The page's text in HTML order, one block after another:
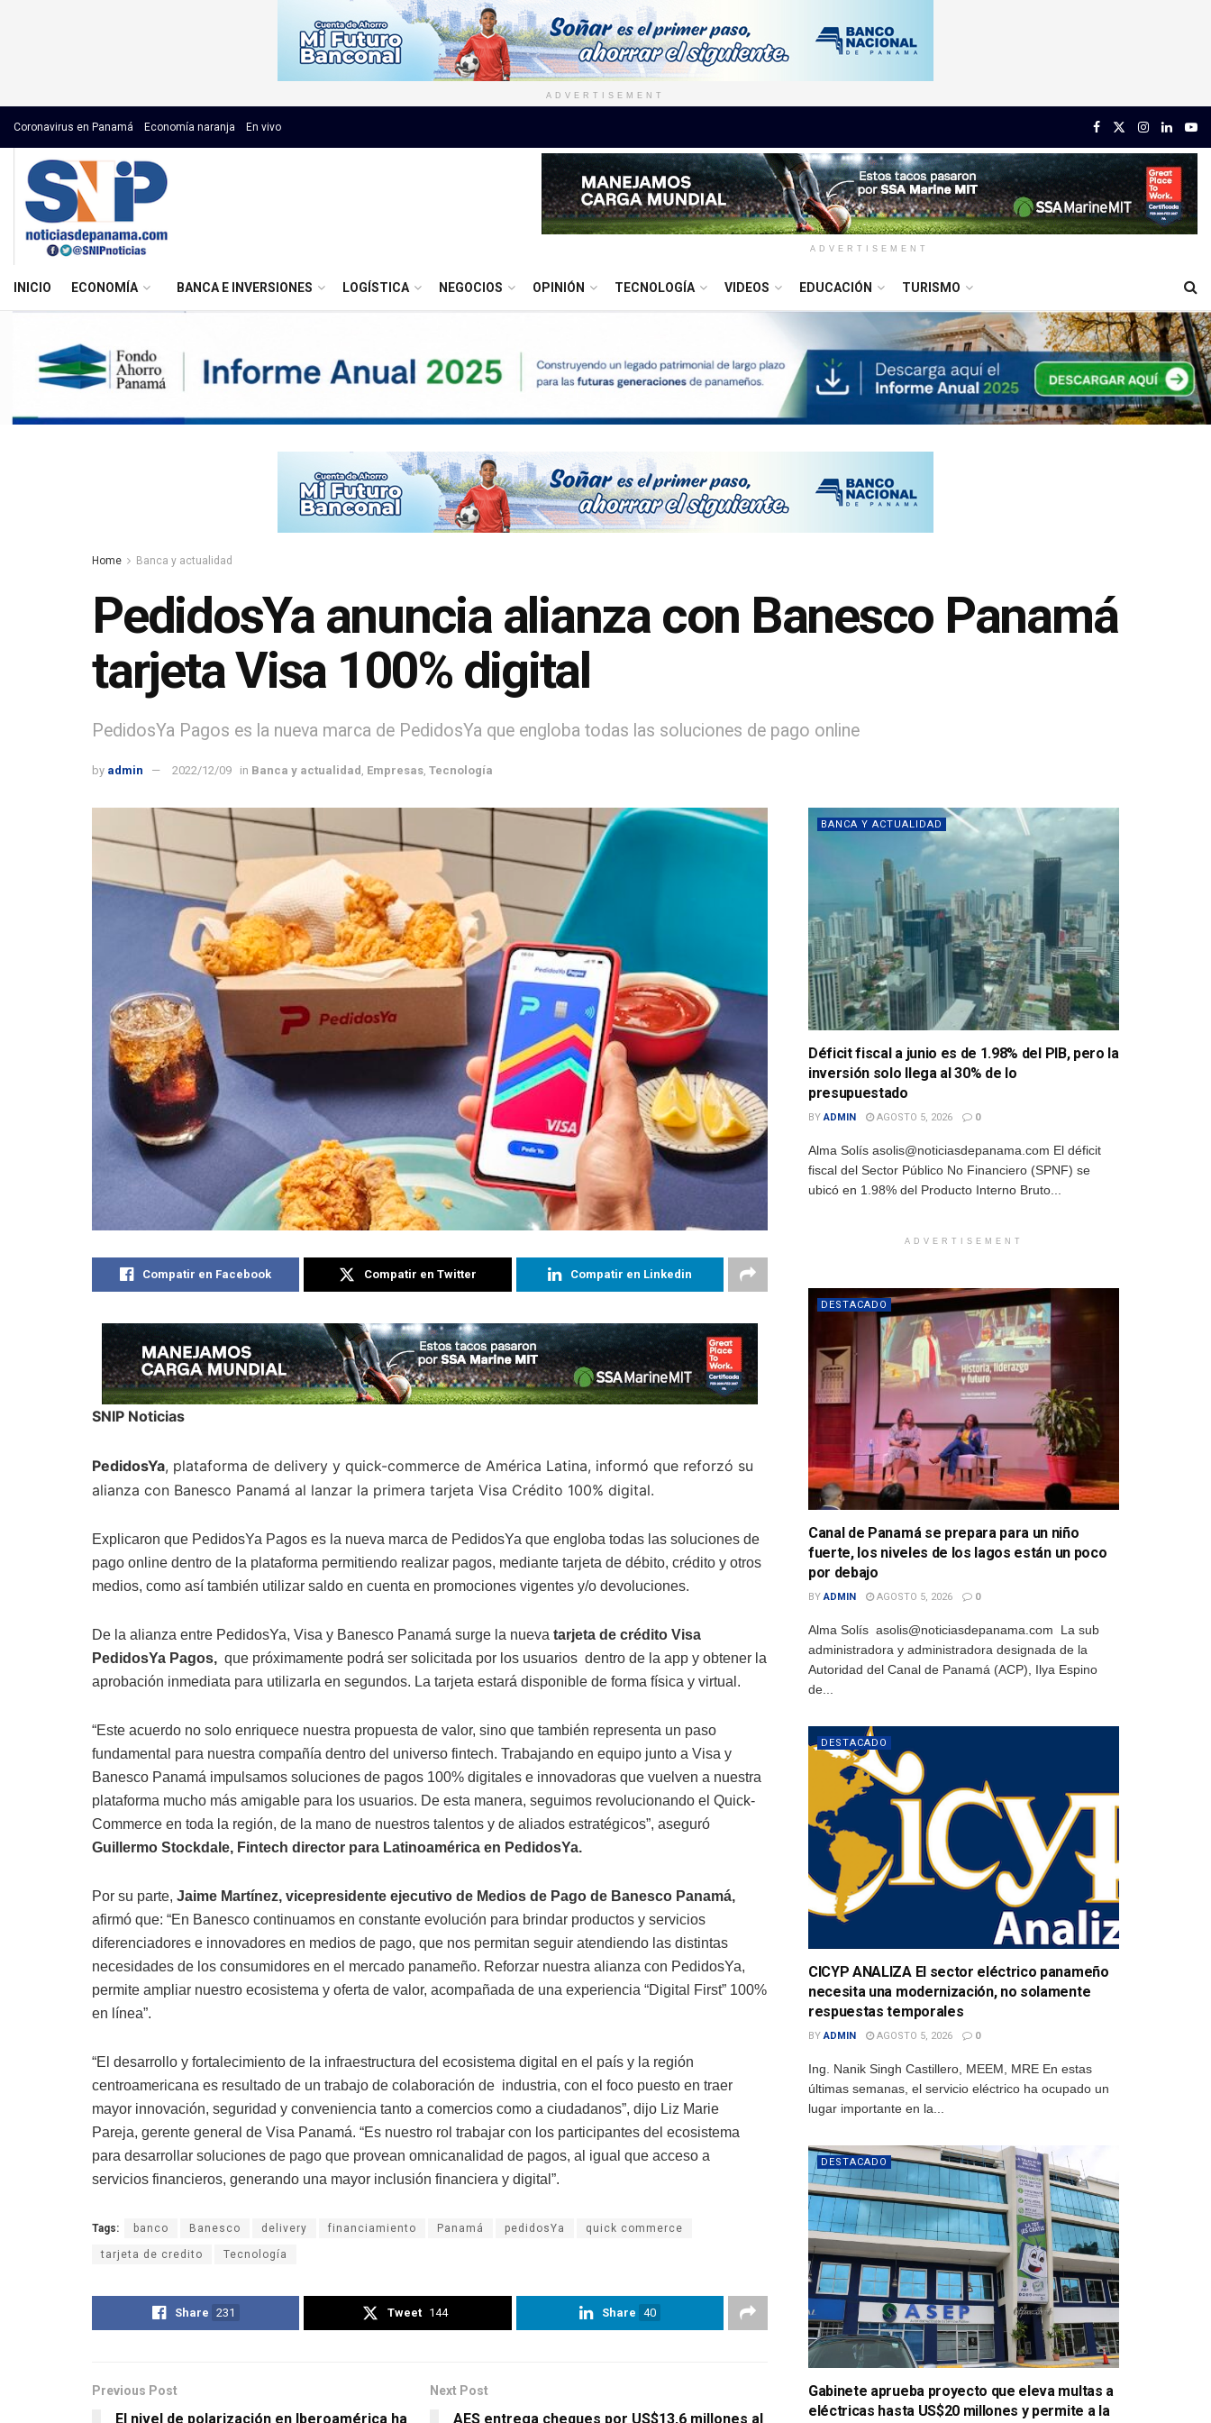
ADVERTISEMENT
Coronavirus en Panamá Economía naranja En vivo
ADVERTISEMENT
INICIO ECONOMÍA BANCA E INVERSIONES LOGÍSTICA NEGOCIOS OPINIÓN TECNOLOGÍA VIDEOS EDUCACIÓN TURISMO
Home Banca y actualidad
PedidosYa anuncia alianza con Banesco Panamá
tarjeta Visa 100% digital
PedidosYa Pagos es la nueva marca de PedidosYa que engloba todas las soluciones de pago online
by admin 2022/12/09 in Banca y actualidad Empresas Tecnología
Compatir en Facebook Compatir en Twitter Compatir en Linkedin
SNIP Noticias
PedidosYa, plataforma de delivery y quick-commerce de América Latina, informó que reforzó su
alianza con Banesco Panamá al lanzar la primera tarjeta Visa Crédito 100% digital.
Explicaron que PedidosYa Pagos es la nueva marca de PedidosYa que engloba todas las soluciones de
pago online dentro de la plataforma permitiendo realizar pagos, mediante tarjeta de débito, crédito y otros
medios, como así también utilizar saldo en cuenta en promociones vigentes y/o devoluciones.
De la alianza entre PedidosYa, Visa y Banesco Panamá surge la nueva tarjeta de crédito Visa
PedidosYa Pagos, que próximamente podrá ser solicitada por los usuarios dentro de la app y obtener la
aprobación inmediata para utilizarla en segundos. La tarjeta estará disponible de forma física y virtual.
“Este acuerdo no solo enriquece nuestra propuesta de valor, sino que también representa un paso
fundamental para nuestra compañía dentro del universo fintech. Trabajando en equipo junto a Visa y
Banesco Panamá impulsamos soluciones de pagos 100% digitales e innovadoras que vuelven a nuestra
plataforma mucho más amigable para los usuarios. De esta manera, seguimos revolucionando el Quick-
Commerce en toda la región, de la mano de nuestros talentos y de aliados estratégicos”, aseguró
Guillermo Stockdale, Fintech director para Latinoamérica en PedidosYa.
Por su parte, Jaime Martínez, vicepresidente ejecutivo de Medios de Pago de Banesco Panamá,
afirmó que: “En Banesco continuamos en constante evolución para brindar productos y servicios
diferenciadores e innovadores en medios de pago, que nos permitan seguir atendiendo las distintas
necesidades de los consumidores en el mercado panameño. Reforzar nuestra alianza con PedidosYa,
permite ampliar nuestro ecosistema y oferta de valor, acompañada de una experiencia “Digital First” 100%
en línea”.
“El desarrollo y fortalecimiento de la infraestructura del ecosistema digital en el país y la región
centroamericana es resultado de un trabajo de colaboración de industria, con el foco puesto en traer
mayor innovación, seguridad y conveniencia tanto a comercios como a ciudadanos”, dijo Liz Marie
Pareja, gerente general de Visa Panamá. “Es nuestro rol trabajar con los participantes del ecosistema
para desarrollar soluciones de pago que provean omnicanalidad de pagos, al igual que acceso a
servicios financieros, generando una mayor inclusión financiera y digital”.
Tags: banco Banesco delivery financiamiento Panamá pedidosYa quick commerce
tarjeta de credito Tecnología
Share 231 Tweet 144 Share 40
Previous Post
El nivel de polarización en Iberoamérica ha
Next Post
AES entrega cheques por US$13,6 millones al
BANCA Y ACTUALIDAD
Déficit fiscal a junio es de 1.98% del PIB, pero la
inversión solo llega al 30% de lo
presupuestado
BY ADMIN AGOSTO 5, 2026 0
Alma Solís asolis@noticiasdepanama.com El déficit
fiscal del Sector Público No Financiero (SPNF) se
ubicó en 1.98% del Producto Interno Bruto...
ADVERTISEMENT
DESTACADO
Canal de Panamá se prepara para un niño
fuerte, los niveles de los lagos están un poco
por debajo
BY ADMIN AGOSTO 5, 2026 0
Alma Solís asolis@noticiasdepanama.com La sub
administradora y administradora designada de la
Autoridad del Canal de Panamá (ACP), Ilya Espino
de...
DESTACADO
CICYP ANALIZA El sector eléctrico panameño
necesita una modernización, no solamente
respuestas temporales
BY ADMIN AGOSTO 5, 2026 0
Ing. Nanik Singh Castillero, MEEM, MRE En estas
últimas semanas, el servicio eléctrico ha ocupado un
lugar importante en la...
DESTACADO
Gabinete aprueba proyecto que eleva multas a
eléctricas hasta US$20 millones y permite a la